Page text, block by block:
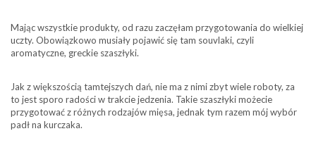
Mając wszystkie produkty, od razu zaczęłam przygotowania do wielkiej
uczty. Obowiązkowo musiały pojawić się tam souvlaki, czyli
aromatyczne, greckie szaszłyki.
Jak z większością tamtejszych dań, nie ma z nimi zbyt wiele roboty, za
to jest sporo radości w trakcie jedzenia. Takie szaszłyki możecie
przygotować z różnych rodzajów mięsa, jednak tym razem mój wybór
padł na kurczaka.